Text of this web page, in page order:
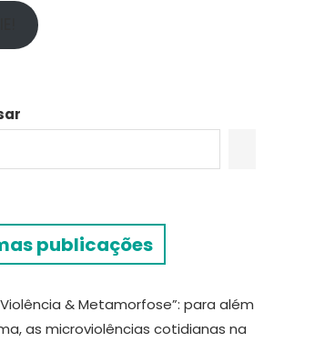
publicações
Violência & Metamorfose”: para além
as microviolências cotidianas na